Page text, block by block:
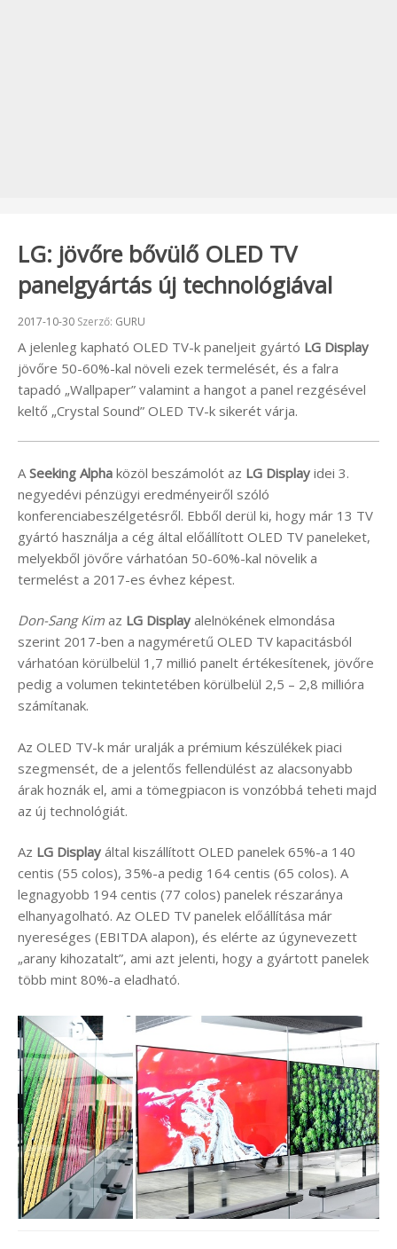
LG: jövőre bővülő OLED TV
panelgyártás új technológiával
Beküldve:
2017-10-30 Szerző: GURU
A jelenleg kapható OLED TV-k paneljeit gyártó LG Display
jövőre 50-60%-kal növeli ezek termelését, és a falra
tapadó „Wallpaper” valamint a hangot a panel rezgésével
keltő „Crystal Sound” OLED TV-k sikerét várja.
A Seeking Alpha közöl beszámolót az LG Display idei 3.
negyedévi pénzügyi eredményeiről szóló
konferenciabeszélgetésről. Ebből derül ki, hogy már 13 TV
gyártó használja a cég által előállított OLED TV paneleket,
melyekből jövőre várhatóan 50-60%-kal növelik a
termelést a 2017-es évhez képest.
Don-Sang Kim az LG Display alelnökének elmondása
szerint 2017-ben a nagyméretű OLED TV kapacitásból
várhatóan körülbelül 1,7 millió panelt értékesítenek, jövőre
pedig a volumen tekintetében körülbelül 2,5 – 2,8 millióra
számítanak.
Az OLED TV-k már uralják a prémium készülékek piaci
szegmensét, de a jelentős fellendülést az alacsonyabb
árak hoznák el, ami a tömegpiacon is vonzóbbá teheti majd
az új technológiát.
Az LG Display által kiszállított OLED panelek 65%-a 140
centis (55 colos), 35%-a pedig 164 centis (65 colos). A
legnagyobb 194 centis (77 colos) panelek részaránya
elhanyagolható. Az OLED TV panelek előállítása már
nyereséges (EBITDA alapon), és elérte az úgynevezett
„arany kihozatalt”, ami azt jelenti, hogy a gyártott panelek
több mint 80%-a eladható.